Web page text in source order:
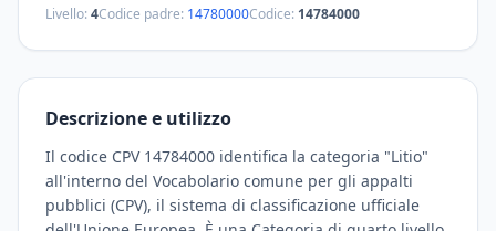
Livello:4Codice padre: 14780000Codice: 14784000
Descrizione e utilizzo
Il codice CPV 14784000 identifica la categoria "Litio"
all'interno del Vocabolario comune per gli appalti
pubblici (CPV), il sistema di classificazione ufficiale